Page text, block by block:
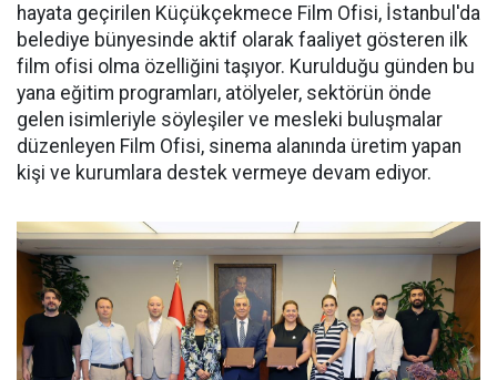
hayata geçirilen Küçükçekmece Film Ofisi, İstanbul'da
belediye bünyesinde aktif olarak faaliyet gösteren ilk
film ofisi olma özelliğini taşıyor. Kurulduğu günden bu
yana eğitim programları, atölyeler, sektörün önde
gelen isimleriyle söyleşiler ve mesleki buluşmalar
düzenleyen Film Ofisi, sinema alanında üretim yapan
kişi ve kurumlara destek vermeye devam ediyor.